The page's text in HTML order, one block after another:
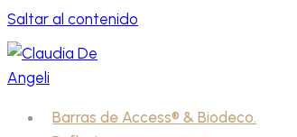
Saltar al contenido
Barras de Access® & Biodeco.